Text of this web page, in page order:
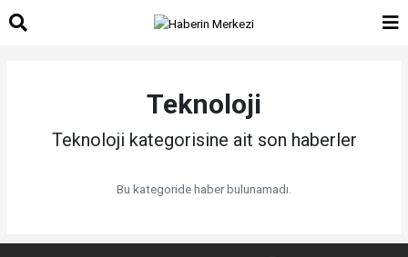
Teknoloji
Teknoloji kategorisine ait son haberler
Bu kategoride haber bulunamadı.